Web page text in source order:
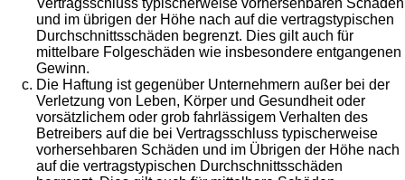
Vertragsschluss typischerweise vorhersehbaren Schäden
und im übrigen der Höhe nach auf die vertragstypischen
Durchschnittsschäden begrenzt. Dies gilt auch für
mittelbare Folgeschäden wie insbesondere entgangenen
Gewinn.
Die Haftung ist gegenüber Unternehmern außer bei der
Verletzung von Leben, Körper und Gesundheit oder
vorsätzlichem oder grob fahrlässigem Verhalten des
Betreibers auf die bei Vertragsschluss typischerweise
vorhersehbaren Schäden und im Übrigen der Höhe nach
auf die vertragstypischen Durchschnittsschäden